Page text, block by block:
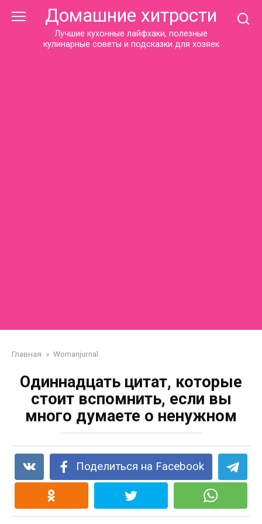
Домашние хитрости
Лучшие кухонные лайфхаки, полезные
кулинарные советы и подсказки для хозяек
Главная » Womanjurnal
Одиннадцать цитат, которые
стоит вспомнить, еcли вы
много думаете о ненужном
Поделиться на Facebook